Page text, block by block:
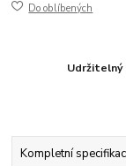
Do oblíbených
Udržitelný
Kompletní